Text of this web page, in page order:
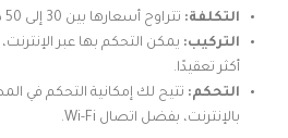
التكلفة: تتراوح أسعارها بين 30 إلى 50 دولارًا لكل لمبة.
التركيب: يمكن التحكم بها عبر
أكثر تعقيدًا.
التحكم: تتيح لك إمكانية التحكم في
بالإنترنت، بفضل اتصال Wi-Fi.